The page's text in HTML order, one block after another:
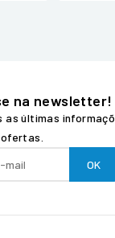
na newsletter!
as últimas